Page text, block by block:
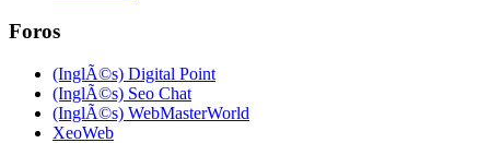
Foros
(InglÃ©s) Digital Point
(InglÃ©s) Seo Chat
(InglÃ©s) WebMasterWorld
XeoWeb